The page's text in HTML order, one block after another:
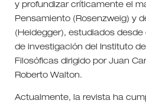
y profundizar críticamente el
Pensamiento (Rosenzweig) y
(Heidegger), estudiados
de investigación del Instituto
Filosóficas dirigido por Juan
Roberto Walton.
Actualmente, la revista ha